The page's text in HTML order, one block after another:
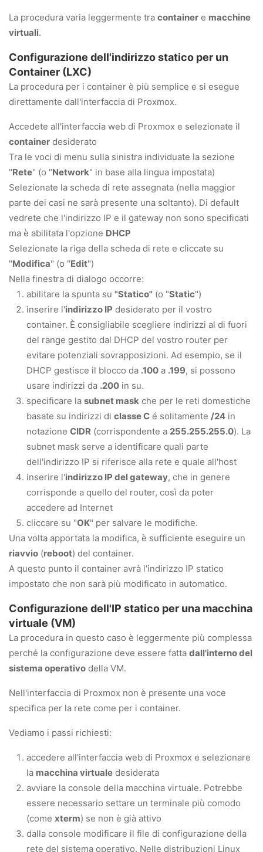
La procedura varia leggermente tra container e macchine
virtuali.
Configurazione dell'indirizzo statico per un
Container (LXC)
La procedura per i container è più semplice e si esegue
direttamente dall'interfaccia di Proxmox.
Accedete all'interfaccia web di Proxmox e selezionate il
container desiderato
Tra le voci di menu sulla sinistra individuate la sezione
"Rete" (o "Network" in base alla lingua impostata)
Selezionate la scheda di rete assegnata (nella maggior
parte dei casi ne sarà presente una soltanto). Di default
vedrete che l'indirizzo IP e il gateway non sono specificati
ma è abilitata l'opzione DHCP
Selezionate la riga della scheda di rete e cliccate su
"Modifica" (o "Edit")
Nella finestra di dialogo occorre:
abilitare la spunta su "Statico" (o "Static")
inserire l'indirizzo IP desiderato per il vostro
container. È consigliabile scegliere indirizzi al di fuori
del range gestito dal DHCP del vostro router per
evitare potenziali sovrapposizioni. Ad esempio, se il
DHCP gestisce il blocco da .100 a .199, si possono
usare indirizzi da .200 in su.
specificare la subnet mask che per le reti domestiche
basate su indirizzi di classe C é solitamente /24 in
notazione CIDR (corrispondente a 255.255.255.0). La
subnet mask serve a identificare quali parte
dell'indirizzo IP si riferisce alla rete e quale all'host
inserire l'indirizzo IP del gateway, che in genere
corrisponde a quello del router, così da poter
accedere ad Internet
cliccare su "OK" per salvare le modifiche.
Una volta apportata la modifica, è sufficiente eseguire un
riavvio (reboot) del container.
A questo punto il container avrà l'indirizzo IP statico
impostato che non sarà più modificato in automatico.
Configurazione dell'IP statico per una macchina
virtuale (VM)
La procedura in questo caso è leggermente più complessa
perché la configurazione deve essere fatta dall'interno del
sistema operativo della VM.
Nell'interfaccia di Proxmox non è presente una voce
specifica per la rete come per i container.
Vediamo i passi richiesti:
accedere all'interfaccia web di Proxmox e selezionare
la macchina virtuale desiderata
avviare la console della macchina virtuale. Potrebbe
essere necessario settare un terminale più comodo
(come xterm) se non è già attivo
dalla console modificare il file di configurazione della
rete del sistema operativo. Nelle distribuzioni Linux